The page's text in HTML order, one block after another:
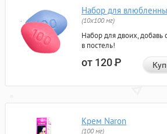
Набор для
(10х100 мг)
Набор для двоих, добавь
в постель!
от 120Р
Крем Naron
(100 мг)